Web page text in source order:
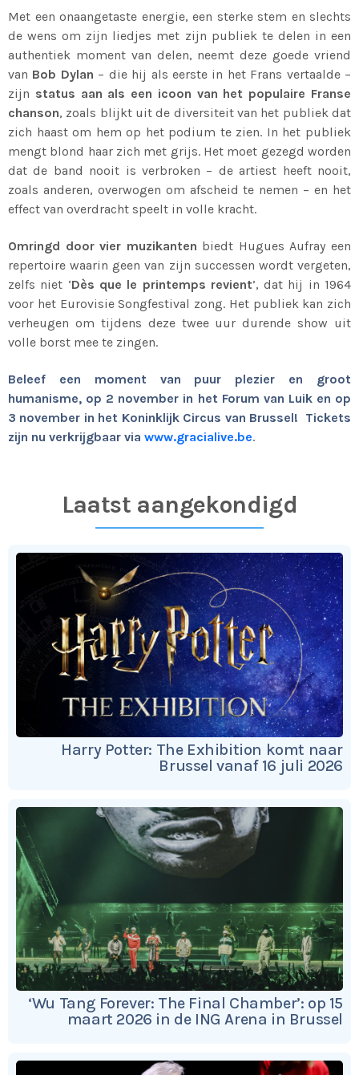
Met een onaangetaste energie, een sterke stem en slechts
de wens om zijn liedjes met zijn publiek te delen in een
authentiek moment van delen, neemt deze goede vriend
van Bob Dylan – die hij als eerste in het Frans vertaalde –
zijn status aan als een icoon van het populaire Franse
chanson, zoals blijkt uit de diversiteit van het publiek dat
zich haast om hem op het podium te zien. In het publiek
mengt blond haar zich met grijs. Het moet gezegd worden
dat de band nooit is verbroken – de artiest heeft nooit,
zoals anderen, overwogen om afscheid te nemen – en het
effect van overdracht speelt in volle kracht.
Omringd door vier muzikanten biedt Hugues Aufray een
repertoire waarin geen van zijn successen wordt vergeten,
zelfs niet ‘Dès que le printemps revient’, dat hij in 1964
voor het Eurovisie Songfestival zong. Het publiek kan zich
verheugen om tijdens deze twee uur durende show uit
volle borst mee te zingen.
Beleef een moment van puur plezier en groot
humanisme, op 2 november in het Forum van Luik en op
3 november in het Koninklijk Circus van Brussel! Tickets
zijn nu verkrijgbaar via www.gracialive.be.
Laatst aangekondigd
Harry Potter: The Exhibition komt naar
Brussel vanaf 16 juli 2026
‘Wu Tang Forever: The Final Chamber’: op 15
maart 2026 in de ING Arena in Brussel